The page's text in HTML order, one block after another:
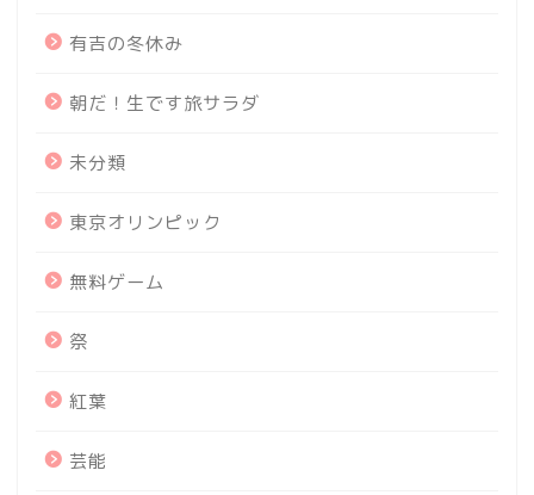
有吉の冬休み
朝だ！生です旅サラダ
未分類
東京オリンピック
無料ゲーム
祭
紅葉
芸能